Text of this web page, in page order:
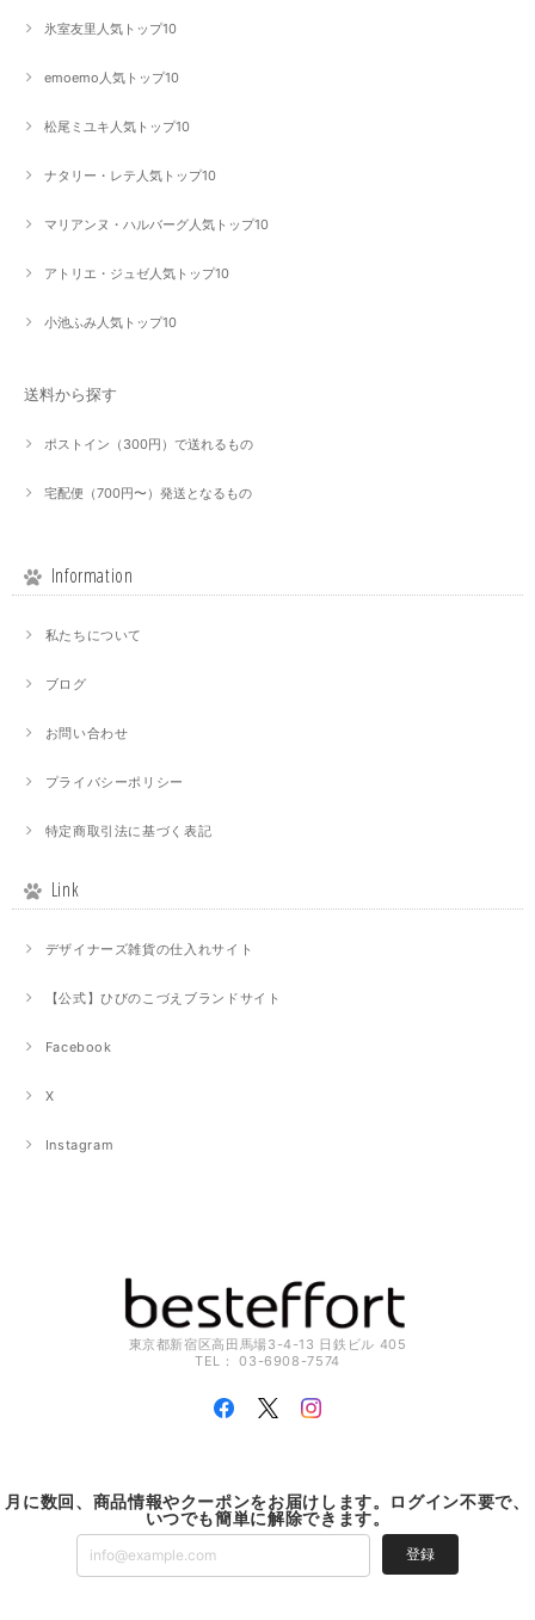
氷室友里人気トップ10
emoemo人気トップ10
松尾ミユキ人気トップ10
ナタリー・レテ人気トップ10
マリアンヌ・ハルバーグ人気トップ10
アトリエ・ジュゼ人気トップ10
小池ふみ人気トップ10
送料から探す
ポストイン（300円）で送れるもの
宅配便（700円〜）発送となるもの
Information
私たちについて
ブログ
お問い合わせ
プライバシーポリシー
特定商取引法に基づく表記
Link
デザイナーズ雑貨の仕入れサイト
【公式】ひびのこづえブランドサイト
Facebook
X
Instagram
東京都新宿区高田馬場3-4-13 日鉄ビル 405
TEL： 03-6908-7574
月に数回、商品情報やクーポンをお届けします。ログイン不要で、
いつでも簡単に解除できます。
登録